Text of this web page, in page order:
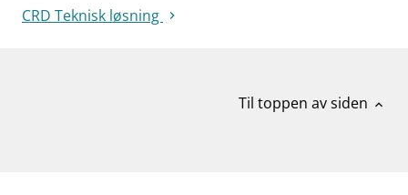
CRD Teknisk løsning
Til toppen av siden expand_less